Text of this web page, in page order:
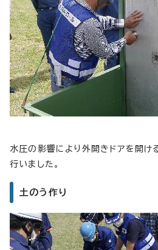
水圧の影響により外開きドアを開け
行いました。
土のう作り